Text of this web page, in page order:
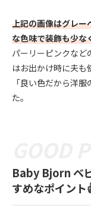
上記の画像はグレー
な色味で装飾も少な
パーリーピンクなど
はお出かけ時に夫も
「良い色だから洋
た。
Baby Bjorn ベ
すめなポイント